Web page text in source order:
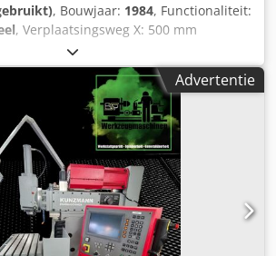
, Bouwjaar: 1984, Functionaliteit:
, Verplaatsingsweg X: 500 mm
400 mm Dodpfx Amszi Uy Ue Sokr
400 mm Toerental: 31,5 – 2000
SK 40 met S20x2
vaste tafel Tafeloppervlak: 700 x
kg Afmetingen: ca. 1700 x 1300 x
6011 Resedagroen Digitale uitlezing: 3-
Accessoires: centrale smering,
accessoires op aanvraag
Advertentie